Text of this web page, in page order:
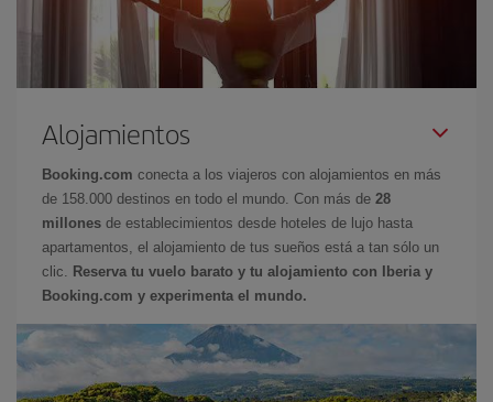
Alojamientos
Booking.com conecta a los viajeros con alojamientos en más
de 158.000 destinos en todo el mundo. Con más de 28
millones de establecimientos desde hoteles de lujo hasta
apartamentos, el alojamiento de tus sueños está a tan sólo un
clic.
Reserva tu vuelo barato y tu alojamiento con Iberia y
Booking.com y experimenta el mundo.